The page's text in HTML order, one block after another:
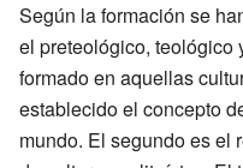
Según la formación se
el preteológico, teológico
formado en aquellas
establecido el concepto
mundo. El segundo es el